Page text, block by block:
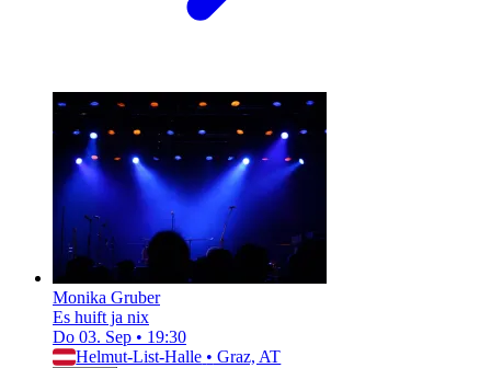
Monika Gruber
Es huift ja nix
Do 03. Sep • 19:30
Helmut-List-Halle • Graz, AT